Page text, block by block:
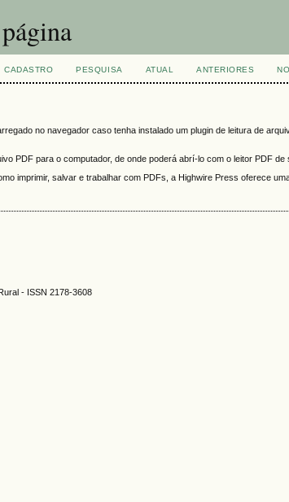
CADASTRO PESQUISA ATUAL ANTERIORES
no navegador caso tenha instalado um plugin de leitura de
PDF para o computador, de onde poderá abrí-lo com o leitor PDF
imprimir, salvar e trabalhar com PDFs, a Highwire Press oferece
- ISSN 2178-3608